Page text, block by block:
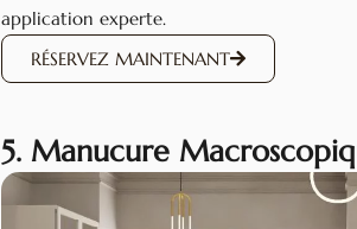
application experte.
RÉSERVEZ MAINTENANT
5. Manucure